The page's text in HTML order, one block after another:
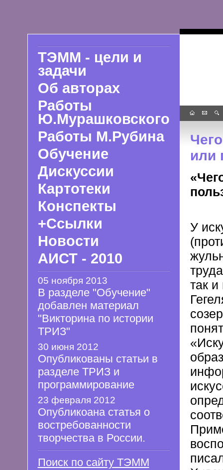
ТЭММ - цели и
задачи
Об авторах
Работы
Ю.Мурашковского
Работы М.Рубина
Обучение
Дискуссии
Картотеки
Конспекты
+Ссылки
Новости
АИСТ - 2010
05 ноября 2013
В разделе "Обучение"
добавлен материал
"Викторина по истории
ТРИЗ"
30 июня 2012
Опубликованы статьи в
разделе ТРИЗ и
программирование
23 февраля 2012
Опубликоана статья о
востребованности
творчества в России.
Поиск по сайту ТЭММ
или
У
так